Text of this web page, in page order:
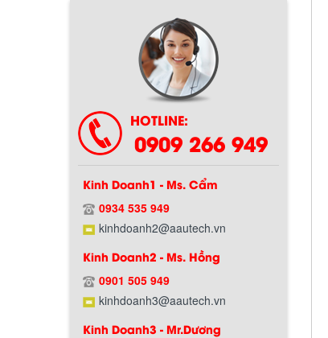
HOTLINE:
0909 266 949
Kinh Doanh1 - Ms. Cẩm
0934 535 949
kinhdoanh2@aautech.vn
Kinh Doanh2 - Ms. Hồng
0901 505 949
kinhdoanh3@aautech.vn
Kinh Doanh3 - Mr.Dương
Chính sách bảo hành
Chính sách giao hàng